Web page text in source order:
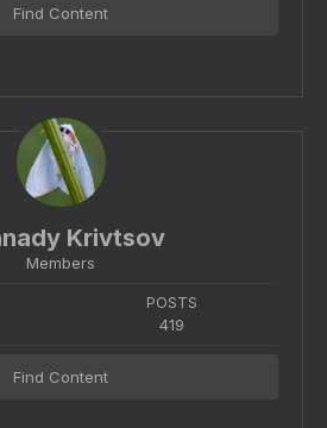
Find Content
Krivtsov
Members
POSTS
419
Find Content